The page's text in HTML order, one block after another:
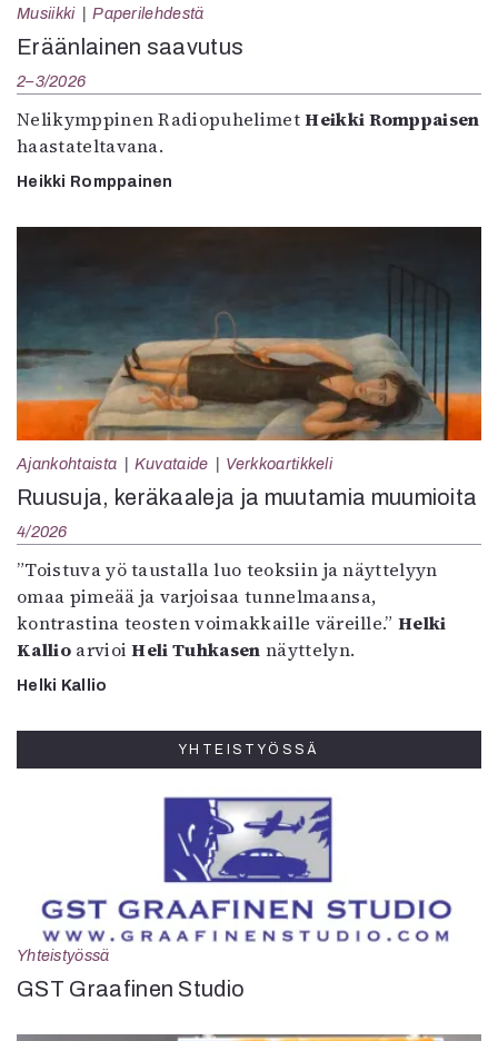
Musiikki Paperilehdestä
Eräänlainen saavutus
2–3/2026
Nelikymppinen RadiopuhelimetHeikki Romppaisen
haastateltavana.
Heikki Romppainen
Ajankohtaista Kuvataide Verkkoartikkeli
Ruusuja, keräkaaleja ja muutamia muumioita
4/2026
”Toistuva yö taustalla luo teoksiin ja näyttelyyn
omaa pimeää ja varjoisaa tunnelmaansa,
kontrastina teosten voimakkaille väreille.”Helki
KallioarvioiHeli Tuhkasen näyttelyn.
Helki Kallio
YHTEISTYÖSSÄ
Yhteistyössä
GST Graafinen Studio